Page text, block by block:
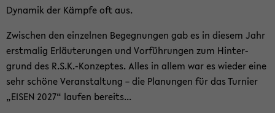
Dy­na­mik der Kämp­fe oft aus.
Zwi­schen den ein­zel­nen Be­geg­nun­gen gab es in die­sem Jahr
erst­ma­lig Er­läu­te­run­gen und Vor­füh­run­gen zum Hin­ter­
grund des R.S.K.-​Konzeptes. Alles in allem war es wie­der eine
sehr schö­ne Ver­an­stal­tung – die Pla­nun­gen für das Tur­nier
„EISEN 2027“ lau­fen be­reits...